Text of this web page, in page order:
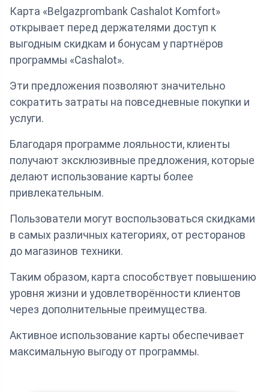
Карта «Belgazprombank Cashalot Komfort»
открывает перед держателями доступ к
выгодным скидкам и бонусам у партнёров
программы «Cashalot».
Эти предложения позволяют значительно
сократить затраты на повседневные покупки и
услуги.
Благодаря программе лояльности, клиенты
получают эксклюзивные предложения, которые
делают использование карты более
привлекательным.
Пользователи могут воспользоваться скидками
в самых различных категориях, от ресторанов
до магазинов техники.
Таким образом, карта способствует повышению
уровня жизни и удовлетворённости клиентов
через дополнительные преимущества.
Активное использование карты обеспечивает
максимальную выгоду от программы.